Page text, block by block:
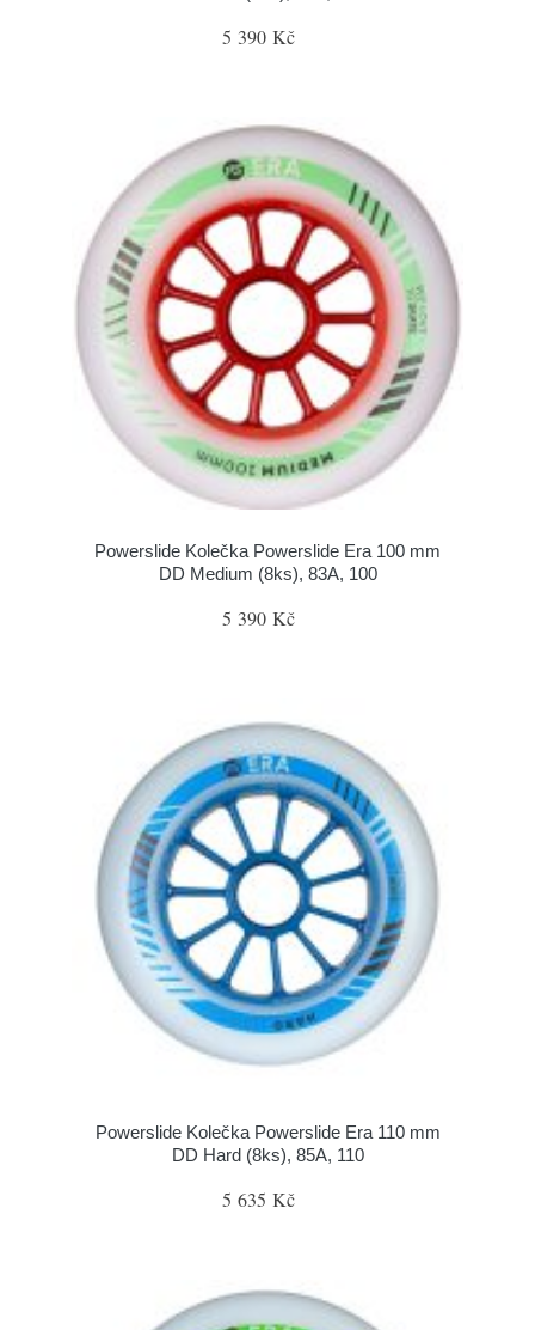
5 390 Kč
Powerslide Kolečka Powerslide Era 100 mm
DD Medium (8ks), 83A, 100
5 390 Kč
Powerslide Kolečka Powerslide Era 110 mm
DD Hard (8ks), 85A, 110
5 635 Kč